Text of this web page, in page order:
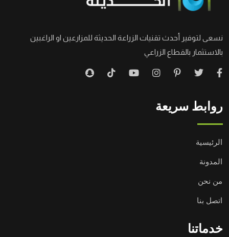
نسعى لتوفير أحدث تقنيات الزراعة الحديثة للمزارعين او الراغبين
بالاستثمار بالقطاع الزراعي
روابط سريعة
الرئيسية
المدونة
من نحن
اتصل بنا
خدماتنا